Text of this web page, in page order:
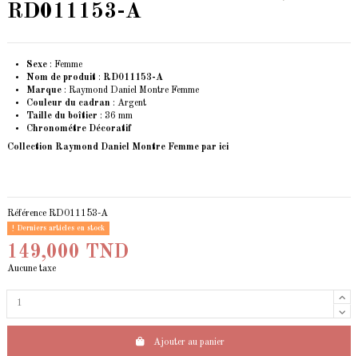
RD011153-A
Sexe : Femme
Nom de produit : RD011153-A
Marque : Raymond Daniel Montre Femme
Couleur du cadran : Argent
Taille du boîtier : 36 mm
Chronométre Décoratif
Collection Raymond Daniel Montre Femme par ici
Référence RD011153-A
Derniers articles en stock
149,000 TND
Aucune taxe
Ajouter au panier